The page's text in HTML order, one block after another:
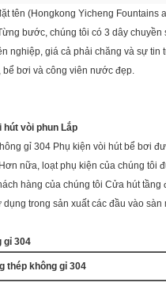
tên (Hongkong Yicheng Fountains
bước, chúng tôi có 3 dây
nghiệp, giá cả phải chăng và sự
bơi và công viên nước đẹp.
hút vòi phun Lắp
gỉ 304 Phụ kiện vòi hút bể bơi
nữa, loạt phụ kiện của chúng
hàng của chúng tôi Cửa hút
trong sản xuất các đầu vào
gỉ 304
thép không gỉ 304